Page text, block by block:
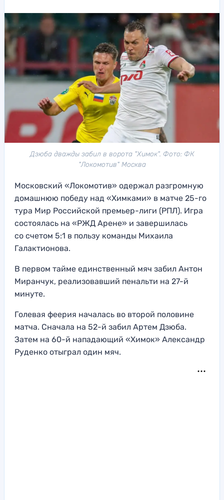
Дзюба дважды забил в ворота "Химок". Фото: ФК
"Локомотив" Москва
Московский «Локомотив» одержал разгромную
домашнюю победу над «Химками» в матче 25-го
тура Мир Российской премьер-лиги (РПЛ). Игра
состоялась на «РЖД Арене» и завершилась
со счетом 5:1 в пользу команды Михаила
Галактионова.
В первом тайме единственный мяч забил Антон
Миранчук, реализовавший пенальти на 27-й
минуте.
Голевая феерия началась во второй половине
матча. Сначала на 52-й забил Артем Дзюба.
Затем на 60-й нападающий «Химок» Александр
Руденко отыграл один мяч.